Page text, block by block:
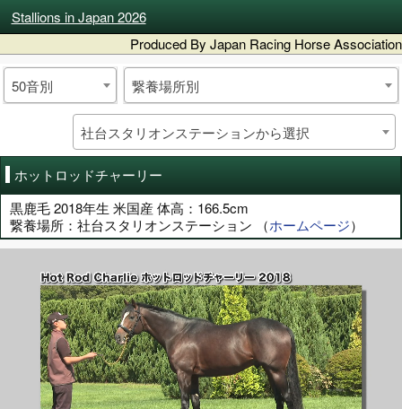
Stallions in Japan 2026
Produced By Japan Racing Horse Association
50音別 繋養場所別
社台スタリオンステーションから選択
ホットロッドチャーリー
黒鹿毛 2018年生 米国産 体高：166.5cm
繋養場所：社台スタリオンステーション （ホームページ）